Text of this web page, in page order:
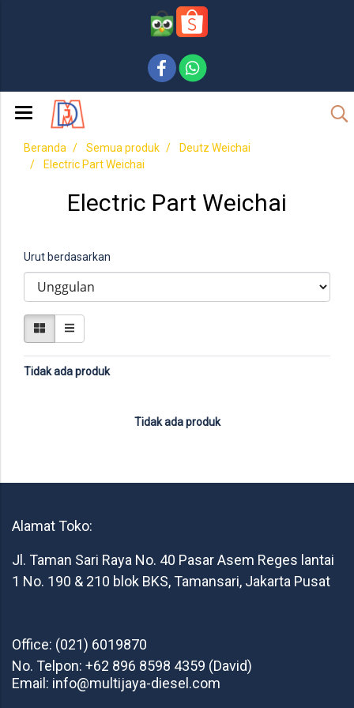
Beranda Semua produk
Deutz Weichai
Electric Part Weichai
Electric Part Weichai
Urut berdasarkan
Tidak ada produk
Tidak ada produk
Alamat Toko:
Jl. Taman Sari Raya No. 40 Pasar Asem Reges lantai
1 No. 190 & 210 blok BKS, Tamansari, Jakarta Pusat
Office: (021) 6019870
No. Telpon: +62 896 8598 4359 (David)
Email: info@multijaya-diesel.com